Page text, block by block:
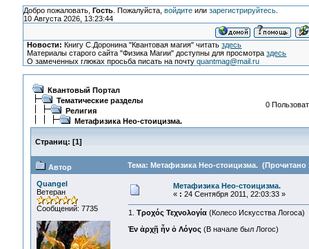
Добро пожаловать, Гость. Пожалуйста, войдитеили зарегистрируйтесь.
10 Августа 2026, 13:23:44
Новости: Книгу С.Доронина "Квантовая магия" читатьздесь
Материалы старого сайта "Физика Магии" доступны для просмотраздесь
О замеченных глюках просьба писать на почтуquantmag@mail.ru
Квантовый Портал
Тематические разделы
Религия
Метафизика Нео-стоицизма.
0
Страниц: [1]
Автор Тема: Метафизика Нео-стоицизма. (Прочитано
Quangel
Ветеран
Сообщений: 7735
Метафизика Нео-стоицизма.
« : 24 Сентября 2011, 22:03:33 »
1. Τροχός Τεχνολογία(Колесо Искусства Логоса)
Ἐν ἀρχῇ ἦν ὁ Λόγος (В начале был Логос)